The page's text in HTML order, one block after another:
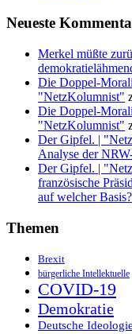
Neueste
Merkel müßte
Die Doppel-
"NetzKolumnist"
Die Doppel-
"NetzKolumnist"
Der Gipfel. |
Analyse der
Der Gipfel. |
französische
auf welcher Basis?
Themen
Brexit
bürgerliche Intellektuelle
COVID-19
Demokratie
Deutsche Ideologie